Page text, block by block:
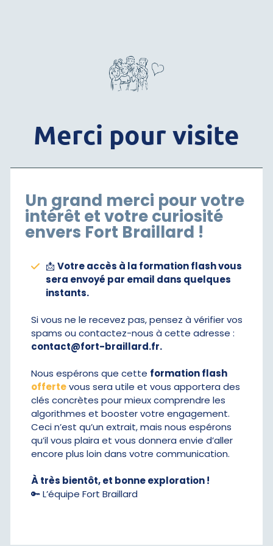
Merci pour visite
Un grand merci pour votre
intérêt et votre curiosité
envers Fort Braillard !
📩 Votre accès à la formation flash vous
sera envoyé par email dans quelques
instants.
Si vous ne le recevez pas, pensez à vérifier vos
spams ou contactez-nous à cette adresse :
contact@fort-braillard.fr.
Nous espérons que cette formation flash
offertevous sera utile et vous apportera des
clés concrètes pour mieux comprendre les
algorithmes et booster votre engagement.
Ceci n’est qu’un extrait, mais nous espérons
qu’il vous plaira et vous donnera envie d’aller
encore plus loin dans votre communication.
À très bientôt, et bonne exploration !
🔑 L’équipe Fort Braillard